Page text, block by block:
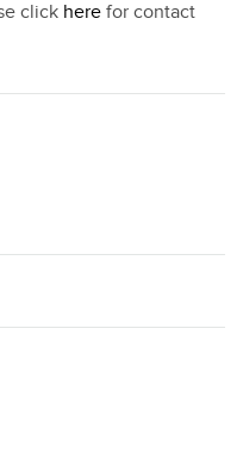
click here for contact